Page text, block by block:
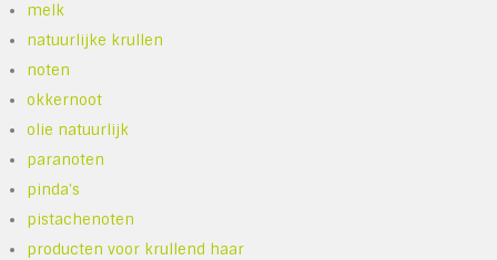
melk
natuurlijke krullen
noten
okkernoot
olie natuurlijk
paranoten
pinda's
pistachenoten
producten voor krullend haar